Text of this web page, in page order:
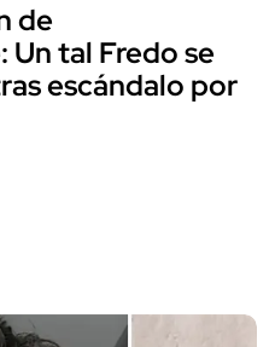
de
tal Fredo se
escándalo por